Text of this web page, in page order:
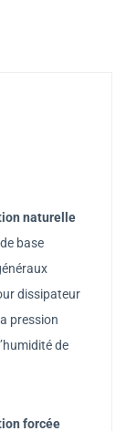
naturelle
base
dissipateur
pression
de
forcée